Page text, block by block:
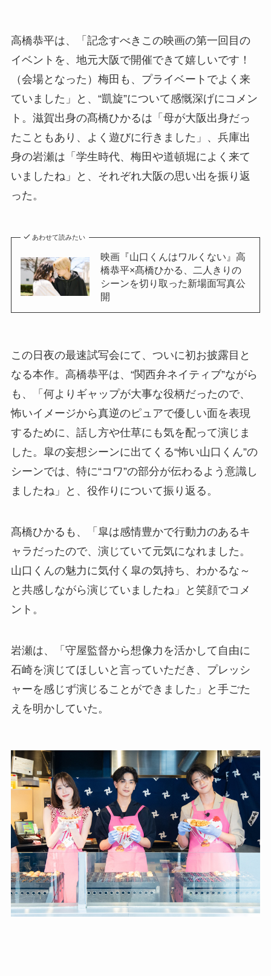
高橋恭平は、「記念すべきこの映画の第一回目の
イベントを、地元大阪で開催できて嬉しいです！
（会場となった）梅田も、プライベートでよく来
ていました」と、“凱旋”について感慨深げにコメン
ト。滋賀出身の髙橋ひかるは「母が大阪出身だっ
たこともあり、よく遊びに行きました」、兵庫出
身の岩瀬は「学生時代、梅田や道頓堀によく来て
いましたね」と、それぞれ大阪の思い出を振り返
った。
あわせて読みたい
映画『山口くんはワルくない』高
橋恭平×髙橋ひかる、二人きりの
シーンを切り取った新場面写真公
開
この日夜の最速試写会にて、ついに初お披露目と
なる本作。高橋恭平は、“関西弁ネイティブ”ながら
も、「何よりギャップが大事な役柄だったので、
怖いイメージから真逆のピュアで優しい面を表現
するために、話し方や仕草にも気を配って演じま
した。皐の妄想シーンに出てくる“怖い山口くん”の
シーンでは、特に“コワ”の部分が伝わるよう意識し
ましたね」と、役作りについて振り返る。
髙橋ひかるも、「皐は感情豊かで行動力のあるキ
ャラだったので、演じていて元気になれました。
山口くんの魅力に気付く皐の気持ち、わかるな～
と共感しながら演じていましたね」と笑顔でコメ
ント。
岩瀬は、「守屋監督から想像力を活かして自由に
石崎を演じてほしいと言っていただき、プレッシ
ャーを感じず演じることができました」と手ごた
えを明かしていた。